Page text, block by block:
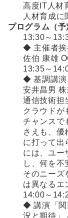
高度IT人材
人材育成
プログラム（予
13:30～
◆ 主催者挨
佐伯 康雄
13:35～
◆ 基調講演
安井昌男
通信技術担
クラウドが
チャンスで
さえも、優
に打って出
には、ユー
し、何を不
そのニーズ
は異なるエ
14:00～
◆ 講演「関
況と期待」